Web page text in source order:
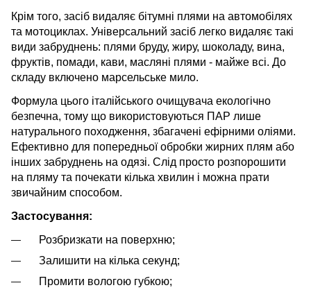
Крім того, засіб видаляє бітумні плями на автомобілях
та мотоциклах. Універсальний засіб легко видаляє такі
види забруднень: плями бруду, жиру, шоколаду, вина,
фруктів, помади, кави, масляні плями - майже всі. До
складу включено марсельське мило.
Формула цього італійського очищувача екологічно
безпечна, тому що використовуються ПАР лише
натурального походження, збагачені ефірними оліями.
Ефективно для попередньої обробки жирних плям або
інших забруднень на одязі. Слід просто розпорошити
на пляму та почекати кілька хвилин і можна прати
звичайним способом.
Застосування:
Розбризкати на поверхню;
Залишити на кілька секунд;
Промити вологою губкою;